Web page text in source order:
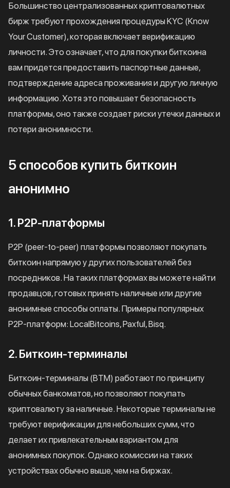
Большинство централизованных криптовалютных
бирж требуют прохождения процедуры KYC (Know
Your Customer), которая включает верификацию
личности. Это означает, что для покупки биткоина
вам придется предоставить паспортные данные,
подтверждение адреса проживания и другую личную
информацию. Хотя это повышает безопасность
платформы, оно также создает риски утечки данных и
потери анонимности.
5 способов купить биткоин
анонимно
1. P2P-платформы
P2P (peer-to-peer) платформы позволяют покупать
биткоин напрямую у других пользователей без
посредников. На таких платформах вы можете найти
продавцов, готовых принять наличные или другие
анонимные способы оплаты. Примеры популярных
P2P-платформ: LocalBitcoins, Paxful, Bisq.
2. Биткоин-терминалы
Биткоин-терминалы (BTM) работают по принципу
обычных банкоматов, но позволяют покупать
криптовалюту за наличные. Некоторые терминалы не
требуют верификации для небольших сумм, что
делает их привлекательным вариантом для
анонимных покупок. Однако комиссии на таких
устройствах обычно выше, чем на биржах.